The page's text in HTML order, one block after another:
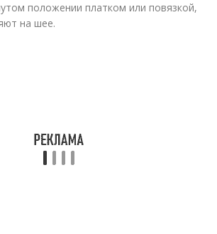
положении платком или повязкой,
на шее.